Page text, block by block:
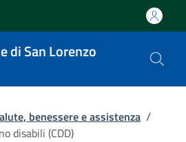
di San Lorenzo
benessere e assistenza /
disabili (CDD)